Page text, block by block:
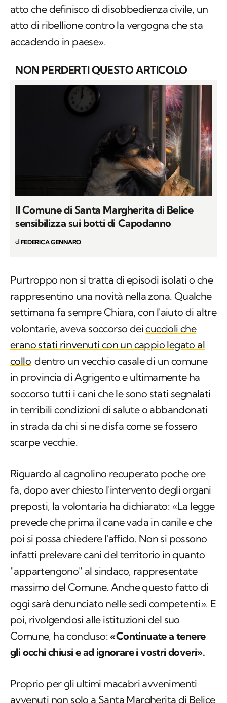
atto che definisco di disobbedienza civile, un
atto di ribellione contro la vergogna che sta
accadendo in paese».
NON PERDERTI QUESTO ARTICOLO
Il Comune di Santa Margherita di Belice
sensibilizza sui botti di Capodanno
diFEDERICA GENNARO
Purtroppo non si tratta di episodi isolati o che
rappresentino una novità nella zona. Qualche
settimana fa sempre Chiara, con l'aiuto di altre
volontarie, aveva soccorso deicuccioli che
erano stati rinvenuti con un cappio legato al
collo dentro un vecchio casale di un comune
in provincia di Agrigento e ultimamente ha
soccorso tutti i cani che le sono stati segnalati
in terribili condizioni di salute o abbandonati
in strada da chi si ne disfa come se fossero
scarpe vecchie.
Riguardo al cagnolino recuperato poche ore
fa, dopo aver chiesto l'intervento degli organi
preposti, la volontaria ha dichiarato: «La legge
prevede che prima il cane vada in canile e che
poi si possa chiedere l'affido. Non si possono
infatti prelevare cani del territorio in quanto
"appartengono" al sindaco, rappresentate
massimo del Comune. Anche questo fatto di
oggi sarà denunciato nelle sedi competenti». E
poi, rivolgendosi alle istituzioni del suo
Comune, ha concluso:«Continuate a tenere
gli occhi chiusi e ad ignorare i vostri doveri».
Proprio per gli ultimi macabri avvenimenti
avvenuti non solo a Santa Margherita di Belice